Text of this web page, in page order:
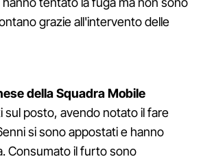
grazie all'intervento delle
della Squadra Mobile
sul posto, avendo notato il fare
si sono appostati e hanno
Consumato il furto sono